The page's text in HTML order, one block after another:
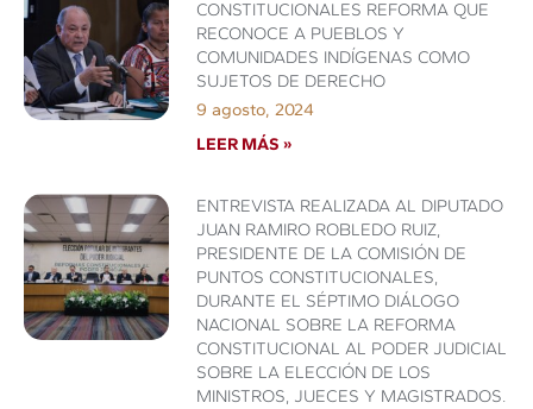
CONSTITUCIONALES REFORMA QUE
RECONOCE A PUEBLOS Y
COMUNIDADES INDÍGENAS COMO
SUJETOS DE DERECHO
9 agosto, 2024
LEER MÁS »
ENTREVISTA REALIZADA AL DIPUTADO
JUAN RAMIRO ROBLEDO RUIZ,
PRESIDENTE DE LA COMISIÓN DE
PUNTOS CONSTITUCIONALES,
DURANTE EL SÉPTIMO DIÁLOGO
NACIONAL SOBRE LA REFORMA
CONSTITUCIONAL AL PODER JUDICIAL
SOBRE LA ELECCIÓN DE LOS
MINISTROS, JUECES Y MAGISTRADOS.